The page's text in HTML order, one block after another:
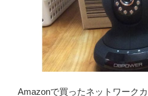
Amazonで買ったネットワーク